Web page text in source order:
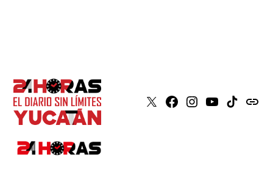
X Faceboook
Instagram
YoutubeTiktokissuu